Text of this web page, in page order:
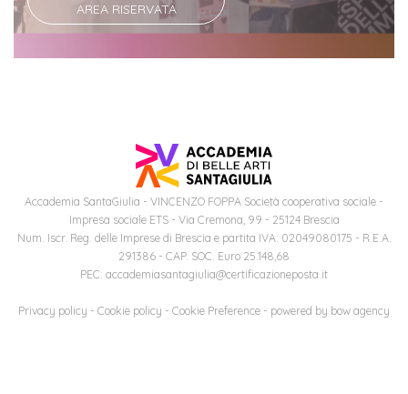
AREA RISERVATA
Accademia SantaGiulia - VINCENZO FOPPA Società cooperativa sociale -
Impresa sociale ETS - Via Cremona, 99 - 25124 Brescia
Num. Iscr. Reg. delle Imprese di Brescia e partita IVA: 02049080175 - R.E.A.
291386 - CAP. SOC. Euro 25.148,68
PEC: accademiasantagiulia@certificazioneposta.it
Privacy policy - Cookie policy - Cookie Preference - powered by bow agency